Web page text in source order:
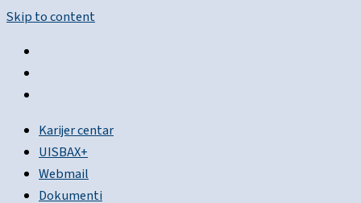
Skip to content
Karijer centar
UISBAX+
Webmail
Dokumenti